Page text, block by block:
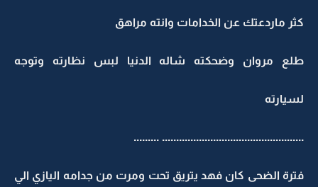
كثر ماردعتك عن الخدامات وانته مراهق
طلع مروان وضحكته شاله الدنيا لبس نظارته وتوجه
لسيارته
.................................................. .........
فترة الضحى كان فهد يتريق تحت ومرت من جدامه اليازي الي